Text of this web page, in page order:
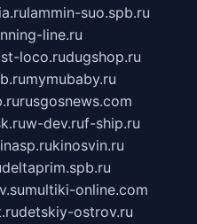
lammin-suo.spb.ru
line.ru
loco.rudugshop.ru
mymubaby.ru
rusgosnews.com
w-dev.ruf-ship.ru
kinosvin.ru
deltaprim.spb.ru
multiki-online.com
detskiy-ostrov.ru